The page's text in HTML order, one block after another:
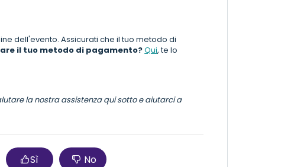
dell'evento. Assicurati che il tuo metodo di
il tuo metodo di pagamento?Qui, te lo
la nostra assistenza qui sotto e aiutarci a
Sì No